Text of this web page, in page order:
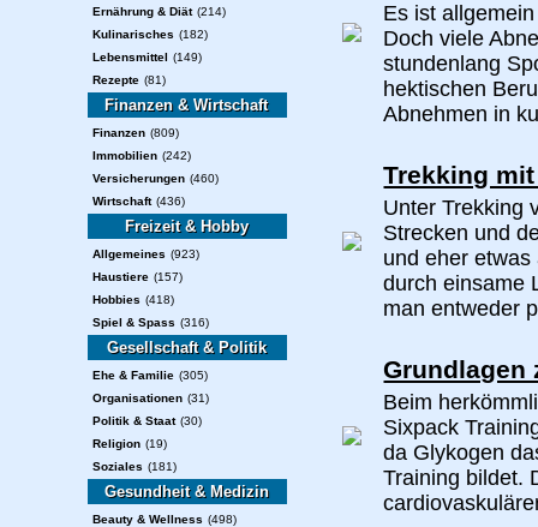
Ernährung & Diät (214)
Kulinarisches (182)
Lebensmittel (149)
Rezepte (81)
Finanzen & Wirtschaft
Finanzen (809)
Immobilien (242)
Versicherungen (460)
Wirtschaft (436)
Freizeit & Hobby
Allgemeines (923)
Haustiere (157)
Hobbies (418)
Spiel & Spass (316)
Gesellschaft & Politik
Ehe & Familie (305)
Organisationen (31)
Politik & Staat (30)
Religion (19)
Soziales (181)
Gesundheit & Medizin
Beauty & Wellness (498)
Es ist
Doch viele
stundenlang
hektischen
Abnehmen in
Trekking
Unter Trekking
Strecken und
und eher
durch einsame
man entweder
Grundlagen
Beim
Sixpack
da Glykogen
Training bildet.